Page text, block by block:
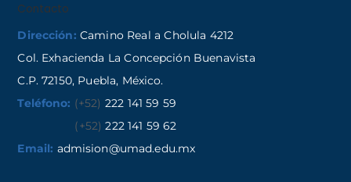
Contacto
Dirección: Camino Real a Cholula 4212
Col. Exhacienda La Concepción Buenavista
C.P. 72150, Puebla, México.
Teléfono: (+52) 222 141 59 59
(+52) 222 141 59 62
Email: admision@umad.edu.mx